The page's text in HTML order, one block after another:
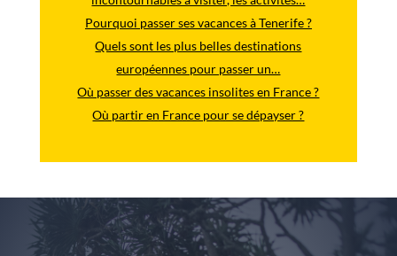
Pourquoi passer ses vacances à Tenerife ?
Quels sont les plus belles destinations
européennes pour passer un…
Où passer des vacances insolites en France ?
Où partir en France pour se dépayser ?